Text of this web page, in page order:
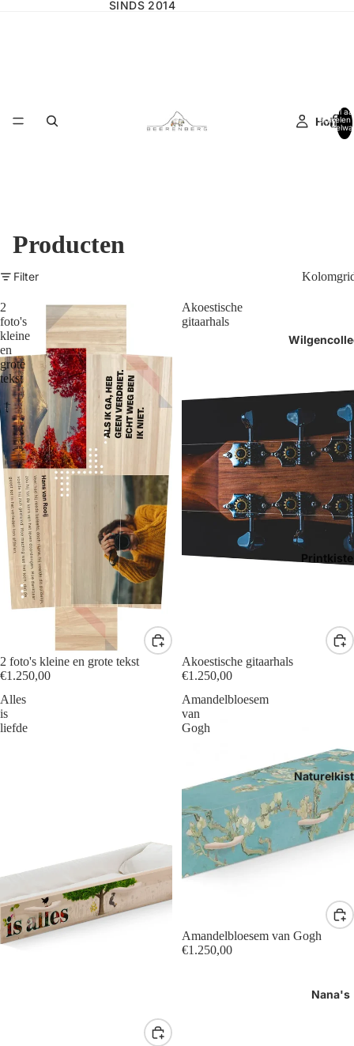
SINDS 2014
Home
Nana's
Totaal
artikelen
Producten
Filter
2
foto's
kleine
en
grote
tekst
2 foto's kleine en grote tekst
€1.250,00
Akoestische
gitaarhals
Akoestische gitaarhals
€1.250,00
Alles
is
liefde
Amandelbloesem
van
Gogh
Amandelbloesem van Gogh
€1.250,00